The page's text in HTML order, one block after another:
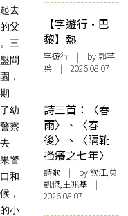
去
父
三
問
，
幼
察
警
和
，
小
【字遊行·巴
黎】熱
字遊行 | by 郭芊
葉 | 2026-08-07
詩三首：〈春
雨〉、〈春
後〉、〈隔靴
搔癢之七年〉
詩歌 | by 飲江,莫
凱傑,王兆基 |
2026-08-07